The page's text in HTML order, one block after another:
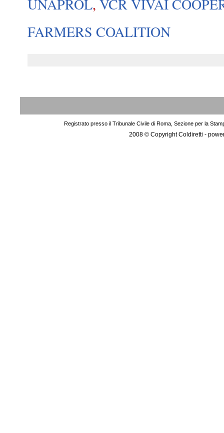
UNAPROL, VCR VIVAI
FARMERS COALITION
Registrato presso il Tribunale Civile di Roma, Sezione per la
2008 © Copyright Coldiretti -